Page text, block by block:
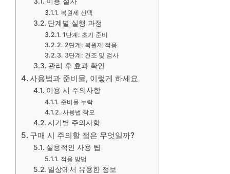
복원제 선택
단계별 실행 과정
1단계: 초기 준비
2단계: 복원제 적용
3단계: 건조 및 검사
관리 후 효과 확인
사용법과 준비물, 이렇게 하세요
이용 시 주의사항
준비물 누락
사용법 착오
시기별 주의사항
구매 시 주의할 점은 무엇일까?
실용적인 사용 팁
적용 방법
일상에서 유용한 정보